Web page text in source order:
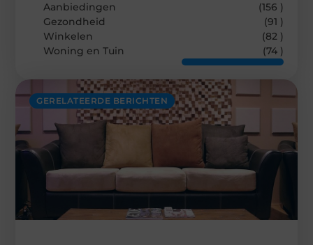
GERELATEERDE BERICHTEN
Aanbiedingen
(156 )
Gezondheid
(91 )
Winkelen
(82 )
Woning en Tuin
(74 )